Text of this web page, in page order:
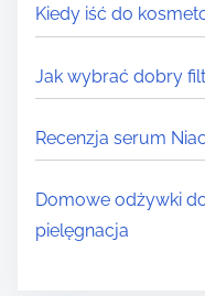
Kiedy iść do
Jak wybrać dobry
Recenzja serum
Domowe odżywki
pielęgnacja